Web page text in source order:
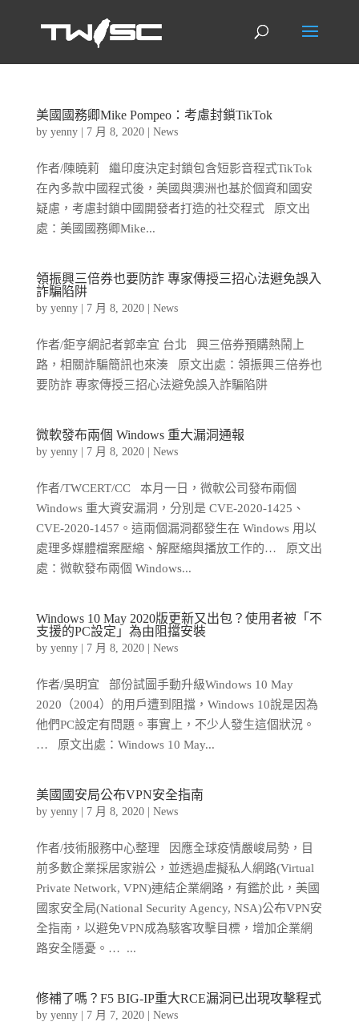
美國國務卿Mike Pompeo：考慮封鎖TikTok
by yenny| 7 月 8, 2020| News
作者/陳曉莉 繼印度決定封鎖包含短影音程式TikTok
在內多款中國程式後，美國與澳洲也基於個資和國安
疑慮，考慮封鎖中國開發者打造的社交程式 原文出
處：美國國務卿Mike...
領振興三倍券也要防詐 專家傳授三招心法避免誤入
詐騙陷阱
by yenny| 7 月 8, 2020| News
作者/鉅亨網記者郭幸宜 台北 興三倍券預購熱鬧上
路，相關詐騙簡訊也來湊 原文出處：領振興三倍券也
要防詐 專家傳授三招心法避免誤入詐騙陷阱
微軟發布兩個 Windows 重大漏洞通報
by yenny| 7 月 8, 2020| News
作者/TWCERT/CC 本月一日，微軟公司發布兩個
Windows 重大資安漏洞，分別是 CVE-2020-1425、
CVE-2020-1457。這兩個漏洞都發生在 Windows 用以
處理多媒體檔案壓縮、解壓縮與播放工作的… 原文出
處：微軟發布兩個 Windows...
Windows 10 May 2020版更新又出包？使用者被「不
支援的PC設定」為由阻擋安裝
by yenny| 7 月 8, 2020| News
作者/吳明宜 部份試圖手動升級Windows 10 May
2020（2004）的用戶遭到阻擋，Windows 10說是因為
他們PC設定有問題。事實上，不少人發生這個狀況。
… 原文出處：Windows 10 May...
美國國安局公布VPN安全指南
by yenny| 7 月 8, 2020| News
作者/技術服務中心整理 因應全球疫情嚴峻局勢，目
前多數企業採居家辦公，並透過虛擬私人網路(Virtual
Private Network, VPN)連結企業網路，有鑑於此，美國
國家安全局(National Security Agency, NSA)公布VPN安
全指南，以避免VPN成為駭客攻擊目標，增加企業網
路安全隱憂。… ...
修補了嗎？F5 BIG-IP重大RCE漏洞已出現攻擊程式
by yenny| 7 月 7, 2020| News